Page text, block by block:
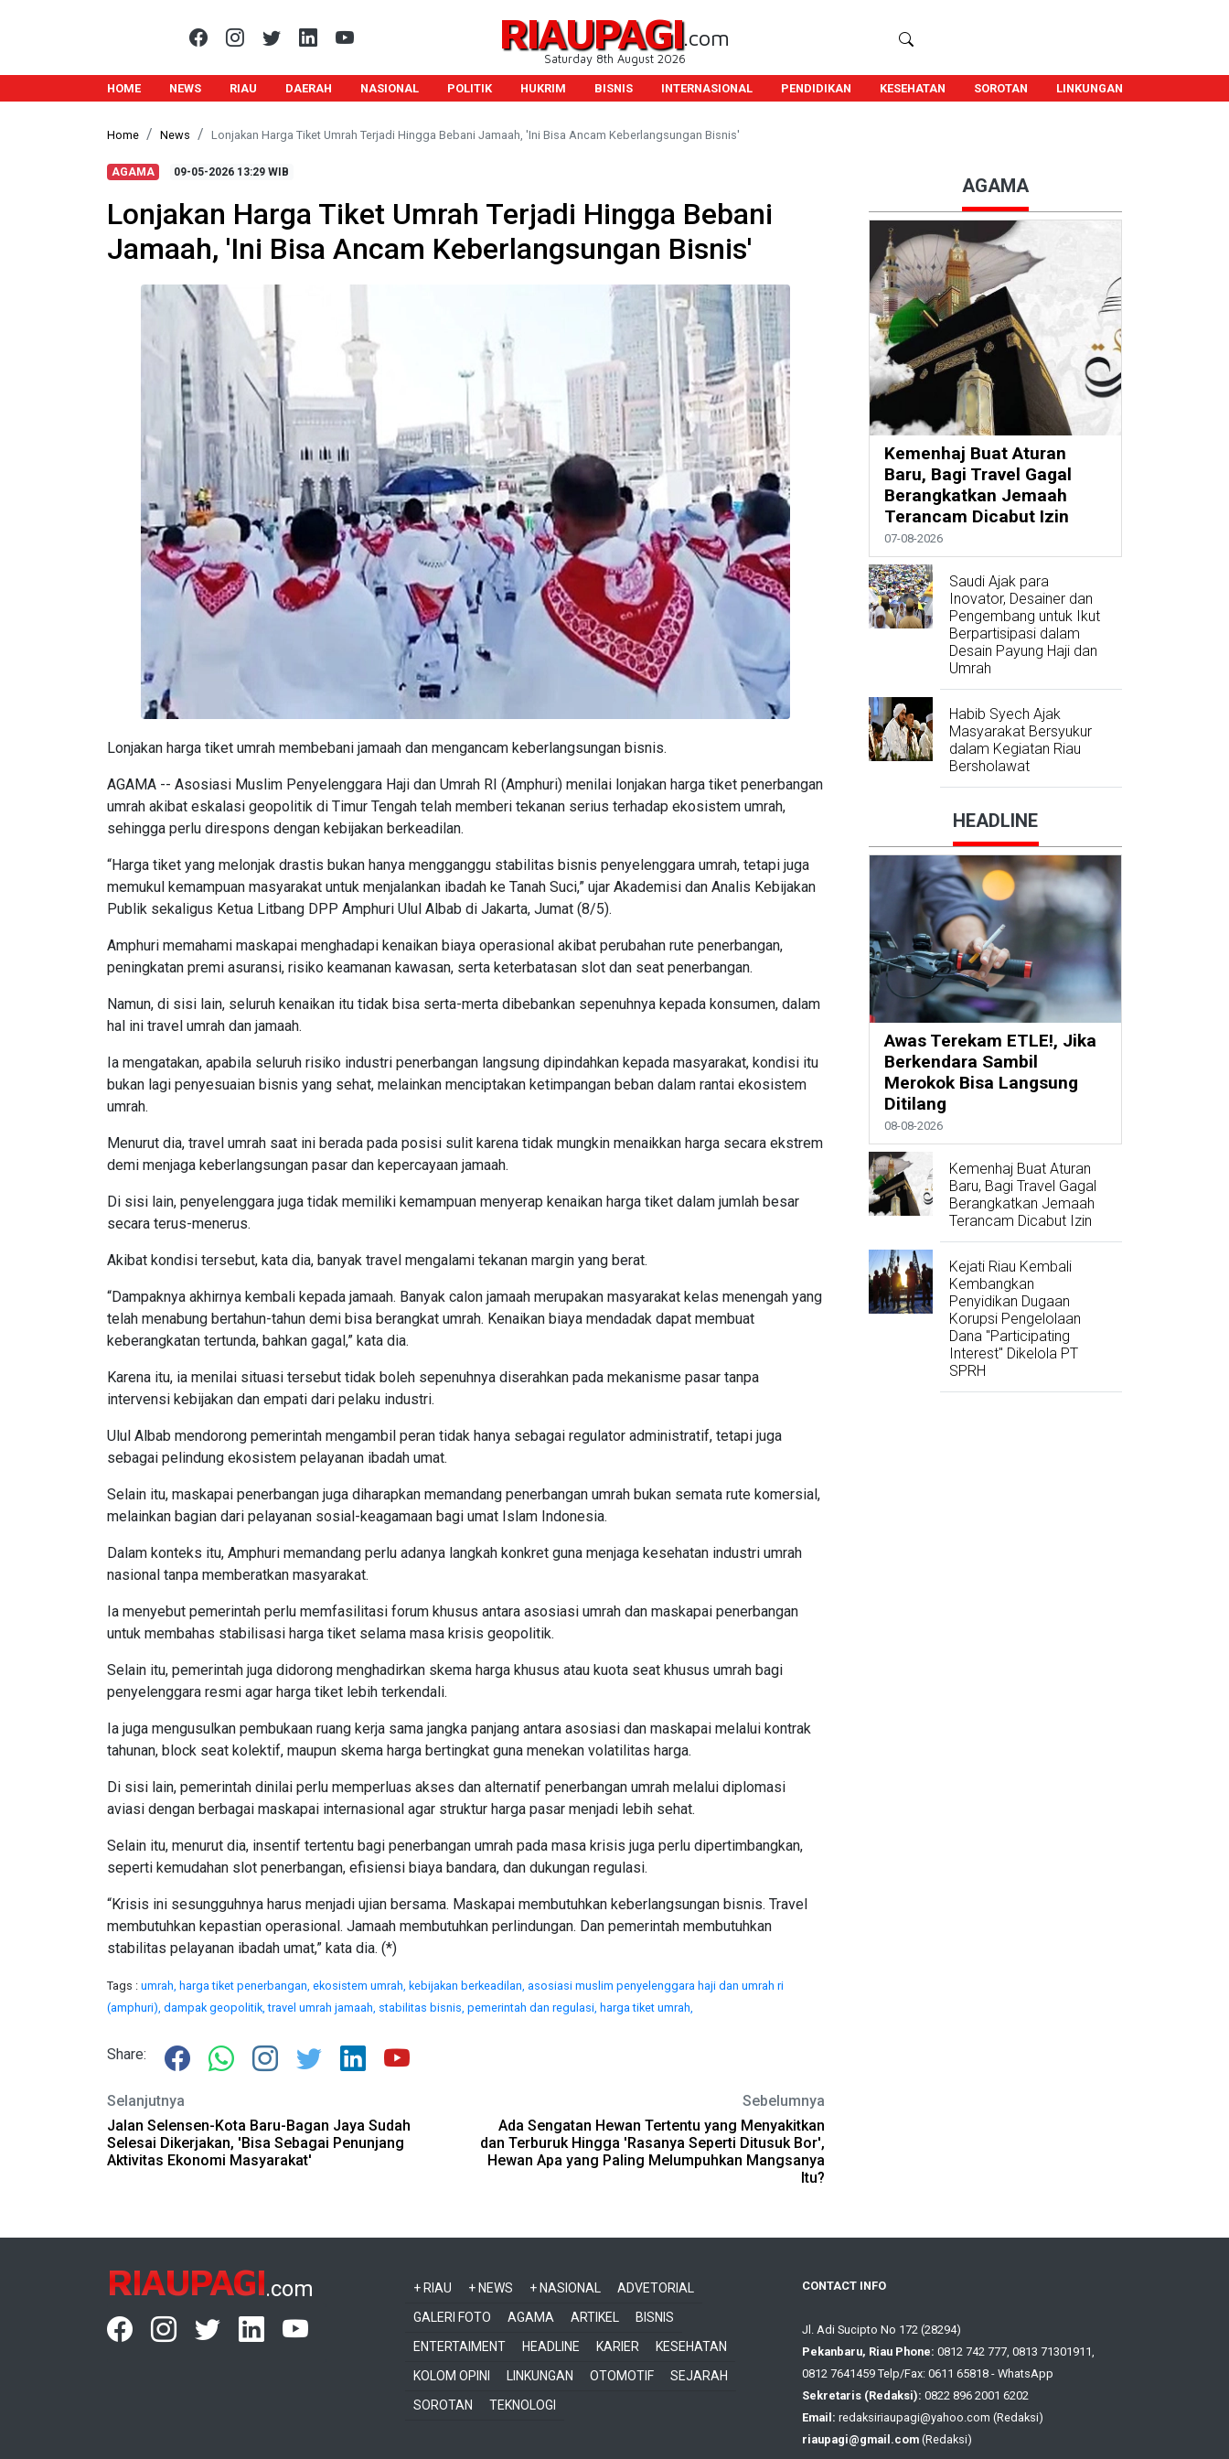
RIAUPAGI.com
Saturday 8th August 2026
HOME NEWS RIAU DAERAH NASIONAL POLITIK HUKRIM BISNIS INTERNASIONAL PENDIDIKAN KESEHATAN SOROTAN LINKUNGAN
Home News Lonjakan Harga Tiket Umrah Terjadi Hingga Bebani Jamaah, 'Ini Bisa Ancam Keberlangsungan Bisnis'
AGAMA 09-05-2026 13:29 WIB
Lonjakan Harga Tiket Umrah Terjadi Hingga Bebani
Jamaah, 'Ini Bisa Ancam Keberlangsungan Bisnis'
Lonjakan harga tiket umrah membebani jamaah dan mengancam keberlangsungan bisnis.
AGAMA -- Asosiasi Muslim Penyelenggara Haji dan Umrah RI (Amphuri) menilai lonjakan harga tiket penerbangan
umrah akibat eskalasi geopolitik di Timur Tengah telah memberi tekanan serius terhadap ekosistem umrah,
sehingga perlu direspons dengan kebijakan berkeadilan.
“Harga tiket yang melonjak drastis bukan hanya mengganggu stabilitas bisnis penyelenggara umrah, tetapi juga
memukul kemampuan masyarakat untuk menjalankan ibadah ke Tanah Suci,” ujar Akademisi dan Analis Kebijakan
Publik sekaligus Ketua Litbang DPP Amphuri Ulul Albab di Jakarta, Jumat (8/5).
Amphuri memahami maskapai menghadapi kenaikan biaya operasional akibat perubahan rute penerbangan,
peningkatan premi asuransi, risiko keamanan kawasan, serta keterbatasan slot dan seat penerbangan.
Namun, di sisi lain, seluruh kenaikan itu tidak bisa serta-merta dibebankan sepenuhnya kepada konsumen, dalam
hal ini travel umrah dan jamaah.
Ia mengatakan, apabila seluruh risiko industri penerbangan langsung dipindahkan kepada masyarakat, kondisi itu
bukan lagi penyesuaian bisnis yang sehat, melainkan menciptakan ketimpangan beban dalam rantai ekosistem
umrah.
Menurut dia, travel umrah saat ini berada pada posisi sulit karena tidak mungkin menaikkan harga secara ekstrem
demi menjaga keberlangsungan pasar dan kepercayaan jamaah.
Di sisi lain, penyelenggara juga tidak memiliki kemampuan menyerap kenaikan harga tiket dalam jumlah besar
secara terus-menerus.
Akibat kondisi tersebut, kata dia, banyak travel mengalami tekanan margin yang berat.
“Dampaknya akhirnya kembali kepada jamaah. Banyak calon jamaah merupakan masyarakat kelas menengah yang
telah menabung bertahun-tahun demi bisa berangkat umrah. Kenaikan biaya mendadak dapat membuat
keberangkatan tertunda, bahkan gagal,” kata dia.
Karena itu, ia menilai situasi tersebut tidak boleh sepenuhnya diserahkan pada mekanisme pasar tanpa
intervensi kebijakan dan empati dari pelaku industri.
Ulul Albab mendorong pemerintah mengambil peran tidak hanya sebagai regulator administratif, tetapi juga
sebagai pelindung ekosistem pelayanan ibadah umat.
Selain itu, maskapai penerbangan juga diharapkan memandang penerbangan umrah bukan semata rute komersial,
melainkan bagian dari pelayanan sosial-keagamaan bagi umat Islam Indonesia.
Dalam konteks itu, Amphuri memandang perlu adanya langkah konkret guna menjaga kesehatan industri umrah
nasional tanpa memberatkan masyarakat.
Ia menyebut pemerintah perlu memfasilitasi forum khusus antara asosiasi umrah dan maskapai penerbangan
untuk membahas stabilisasi harga tiket selama masa krisis geopolitik.
Selain itu, pemerintah juga didorong menghadirkan skema harga khusus atau kuota seat khusus umrah bagi
penyelenggara resmi agar harga tiket lebih terkendali.
Ia juga mengusulkan pembukaan ruang kerja sama jangka panjang antara asosiasi dan maskapai melalui kontrak
tahunan, block seat kolektif, maupun skema harga bertingkat guna menekan volatilitas harga.
Di sisi lain, pemerintah dinilai perlu memperluas akses dan alternatif penerbangan umrah melalui diplomasi
aviasi dengan berbagai maskapai internasional agar struktur harga pasar menjadi lebih sehat.
Selain itu, menurut dia, insentif tertentu bagi penerbangan umrah pada masa krisis juga perlu dipertimbangkan,
seperti kemudahan slot penerbangan, efisiensi biaya bandara, dan dukungan regulasi.
“Krisis ini sesungguhnya harus menjadi ujian bersama. Maskapai membutuhkan keberlangsungan bisnis. Travel
membutuhkan kepastian operasional. Jamaah membutuhkan perlindungan. Dan pemerintah membutuhkan
stabilitas pelayanan ibadah umat,” kata dia. (*)
Tags : umrah, harga tiket penerbangan, ekosistem umrah, kebijakan berkeadilan, asosiasi muslim penyelenggara haji dan umrah ri
(amphuri), dampak geopolitik,travel umrah jamaah, stabilitas bisnis, pemerintah dan regulasi, harga tiket umrah,
Share:
Selanjutnya
Jalan Selensen-Kota Baru-Bagan Jaya Sudah
Selesai Dikerjakan, 'Bisa Sebagai Penunjang
Aktivitas Ekonomi Masyarakat'
Sebelumnya
Ada Sengatan Hewan Tertentu yang Menyakitkan
dan Terburuk Hingga 'Rasanya Seperti Ditusuk Bor',
Hewan Apa yang Paling Melumpuhkan Mangsanya
Itu?
AGAMA
Kemenhaj Buat Aturan
Baru, Bagi Travel Gagal
Berangkatkan Jemaah
Terancam Dicabut Izin
07-08-2026
Saudi Ajak para
Inovator, Desainer dan
Pengembang untuk Ikut
Berpartisipasi dalam
Desain Payung Haji dan
Umrah
Habib Syech Ajak
Masyarakat Bersyukur
dalam Kegiatan Riau
Bersholawat
HEADLINE
Awas Terekam ETLE!, Jika
Berkendara Sambil
Merokok Bisa Langsung
Ditilang
08-08-2026
Kemenhaj Buat Aturan
Baru, Bagi Travel Gagal
Berangkatkan Jemaah
Terancam Dicabut Izin
Kejati Riau Kembali
Kembangkan
Penyidikan Dugaan
Korupsi Pengelolaan
Dana "Participating
Interest" Dikelola PT
SPRH
RIAUPAGI.com + RIAU + NEWS + NASIONAL
ADVETORIAL
GALERI FOTO
AGAMA ARTIKEL
BISNIS
ENTERTAIMENT
HEADLINE KARIER
KESEHATAN
KOLOM OPINI
LINKUNGAN OTOMOTIF
SEJARAH
SOROTAN
TEKNOLOGI
CONTACT INFO
Jl. Adi Sucipto No 172 (28294)
Pekanbaru, Riau Phone: 0812 742 777, 0813 71301911,
0812 7641459 Telp/Fax: 0611 65818 - WhatsApp
Sekretaris (Redaksi): 0822 896 2001 6202
Email: redaksiriaupagi@yahoo.com (Redaksi)
riaupagi@gmail.com (Redaksi)